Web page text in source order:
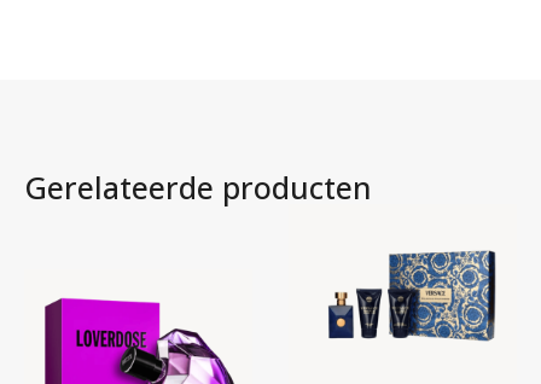
Gerelateerde producten